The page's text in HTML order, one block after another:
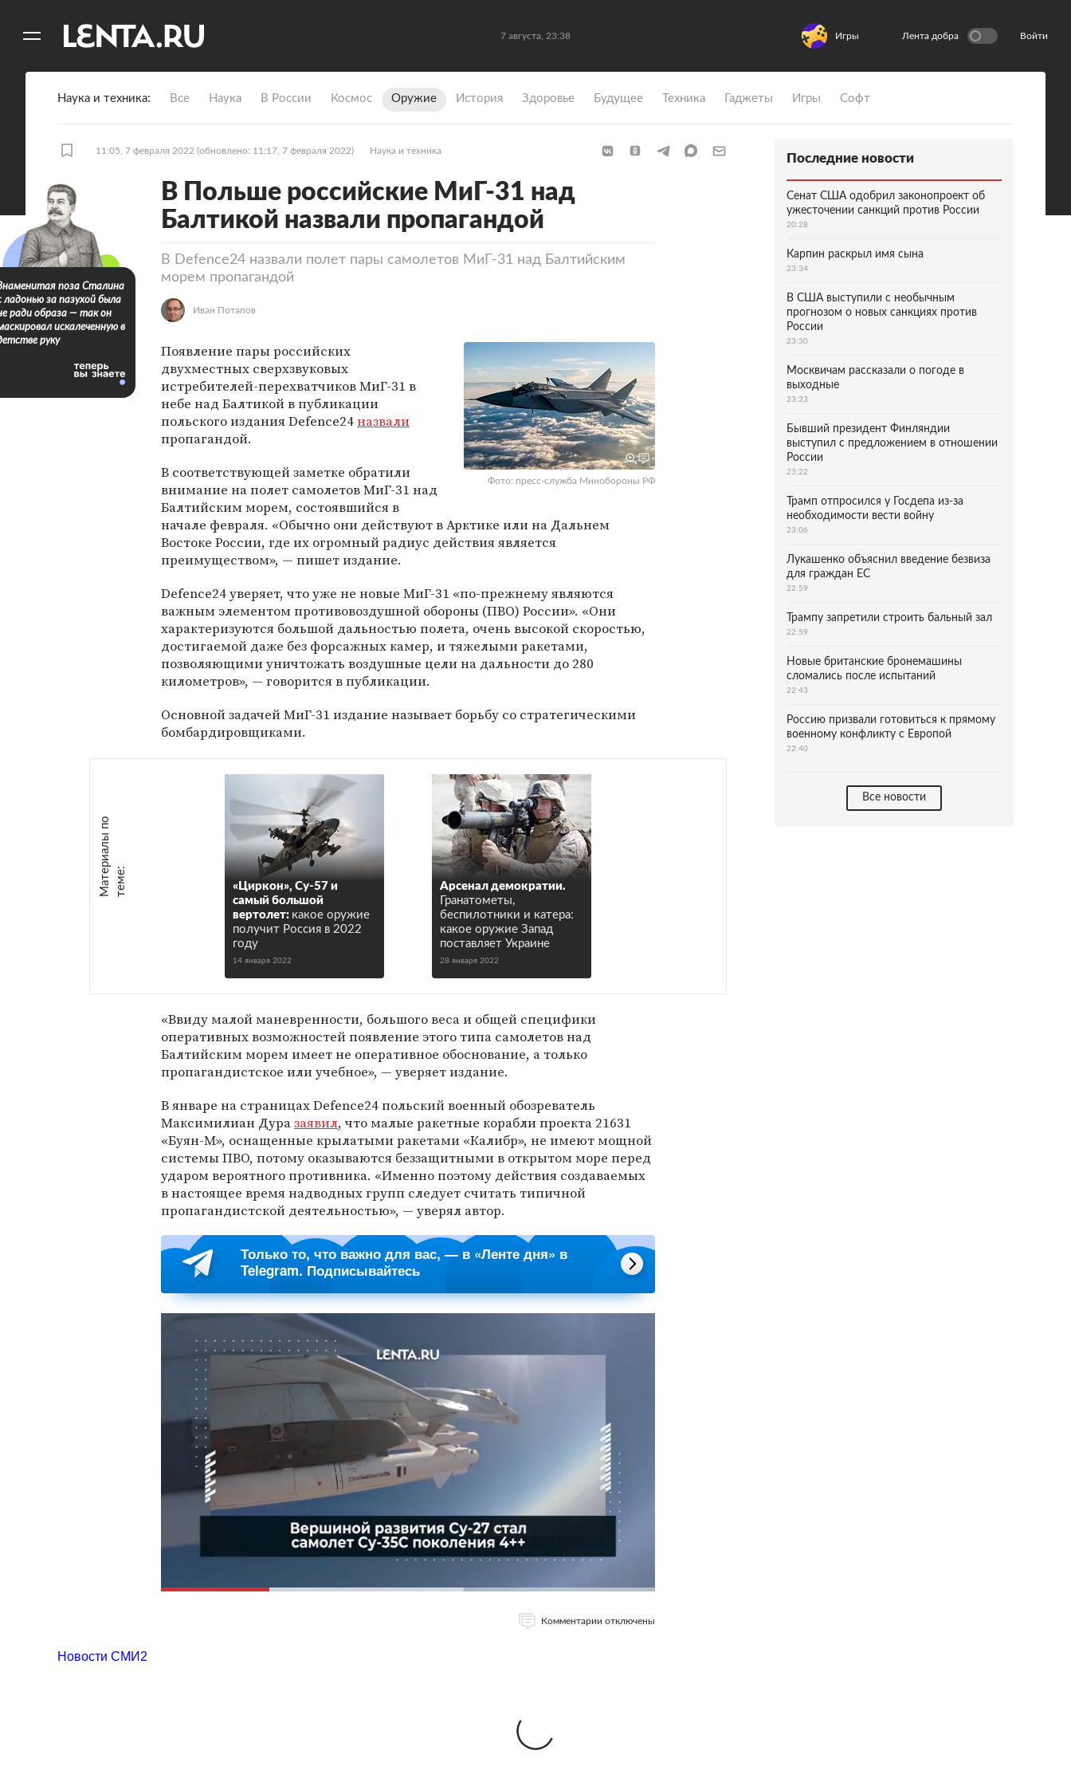
7 августа, 23:38 Игры Лента добра Войти
Наука и техника Все Наука В России Космос Оружие История Здоровье Будущее Техника Гаджеты Игры Софт
11:05, 7 февраля 2022 (обновлено: 11:17, 7 февраля 2022) Наука и техника
В Польше российские МиГ-31 над
Балтикой назвали пропагандой
В Defence24 назвали полет пары самолетов МиГ-31 над Балтийским
морем пропагандой
Иван Потапов
Фото: пресс-служба Минобороны РФ
Появление пары российских
двухместных сверхзвуковых
истребителей-перехватчиков МиГ-31 в
небе над Балтикой в публикации
польского издания Defence24назвали
пропагандой.
В соответствующей заметке обратили
внимание на полет самолетов МиГ-31 над
Балтийским морем, состоявшийся в
начале февраля. «Обычно они действуют в Арктике или на Дальнем
Востоке России, где их огромный радиус действия является
преимуществом», — пишет издание.
Defence24 уверяет, что уже не новые МиГ-31 «по-прежнему являются
важным элементом противовоздушной обороны (ПВО) России». «Они
характеризуются большой дальностью полета, очень высокой скоростью,
достигаемой даже без форсажных камер, и тяжелыми ракетами,
позволяющими уничтожать воздушные цели на дальности до 280
километров», — говорится в публикации.
Основной задачей МиГ-31 издание называет борьбу со стратегическими
бомбардировщиками.
М
а
т е
р
и
а
л
ы
п
о
т
е
м
е :
«Циркон», Су-57 и
самый большой
вертолет: какое оружие
получит Россия в 2022
году
14 января 2022
Арсенал демократии.
Гранатометы,
беспилотники и катера:
какое оружие Запад
поставляет Украине
28 января 2022
«Ввиду малой маневренности, большого веса и общей специфики
оперативных возможностей появление этого типа самолетов над
Балтийским морем имеет не оперативное обоснование, а только
пропагандистское или учебное», — уверяет издание.
В январе на страницах Defence24 польский военный обозреватель
Максимилиан Дуразаявил, что малые ракетные корабли проекта 21631
«Буян-М», оснащенные крылатыми ракетами «Калибр», не имеют мощной
системы ПВО, потому оказываются беззащитными в открытом море перед
ударом вероятного противника. «Именно поэтому действия создаваемых
в настоящее время надводных групп следует считать типичной
пропагандистской деятельностью», — уверял автор.
Только то, что важно для вас, — в «Ленте дня» в
Telegram. Подписывайтесь
Комментарии отключены
поза Сталина
ладонью за пазухой была
ради образа — так он
искалеченную в
руку
Последние новости
Сенат США одобрил законопроект об
ужесточении санкций против России
20:28
Карпин раскрыл имя сына
23:34
В США выступили с необычным
прогнозом о новых санкциях против
России
23:30
Москвичам рассказали о погоде в
выходные
23:23
Бывший президент Финляндии
выступил с предложением в отношении
России
23:22
Трамп отпросился у Госдепа из-за
необходимости вести войну
23:06
Лукашенко объяснил введение безвиза
для граждан ЕС
22:59
Трампу запретили строить бальный зал
22:59
Новые британские бронемашины
сломались после испытаний
22:43
Россию призвали готовиться к прямому
военному конфликту с Европой
22:40
Все новости
Новости СМИ2